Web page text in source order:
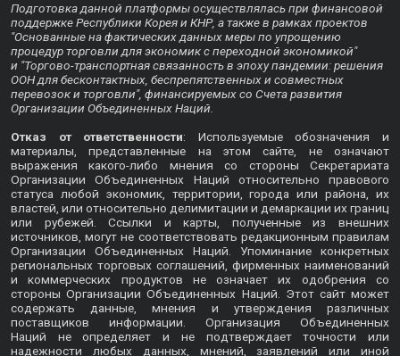
Подготовка данной платформы осуществлялась при финансовой
поддержке Республики Корея и КНР, а также в рамках проектов
"Основанные на фактических данных меры по упрощению
процедур торговли для экономик с переходной экономикой"
и "Торгово-транспортная связанность в эпоху пандемии: решения
ООН для бесконтактных, беспрепятственных и совместных
перевозок и торговли", финансируемых со Счета развития
Организации Объединенных Наций.
Отказ от ответственности: Используемые обозначения и
материалы, представленные на этом сайте, не означают
выражения какого-либо мнения со стороны Секретариата
Организации Объединенных Наций относительно правового
статуса любой экономик, территории, города или района, их
властей, или относительно делимитации и демаркации их границ
или рубежей. Ссылки и карты, полученные из внешних
источников, могут не соответствовать редакционным правилам
Организации Объединенных Наций. Упоминание конкретных
региональных торговых соглашений, фирменных наименований
и коммерческих продуктов не означает их одобрения со
стороны Организации Объединенных Наций. Этот сайт может
содержать данные, мнения и утверждения различных
поставщиков информации. Организация Объединенных
Наций не определяет и не подтверждает точности или
надежности любых данных, мнений, заявлений или иной